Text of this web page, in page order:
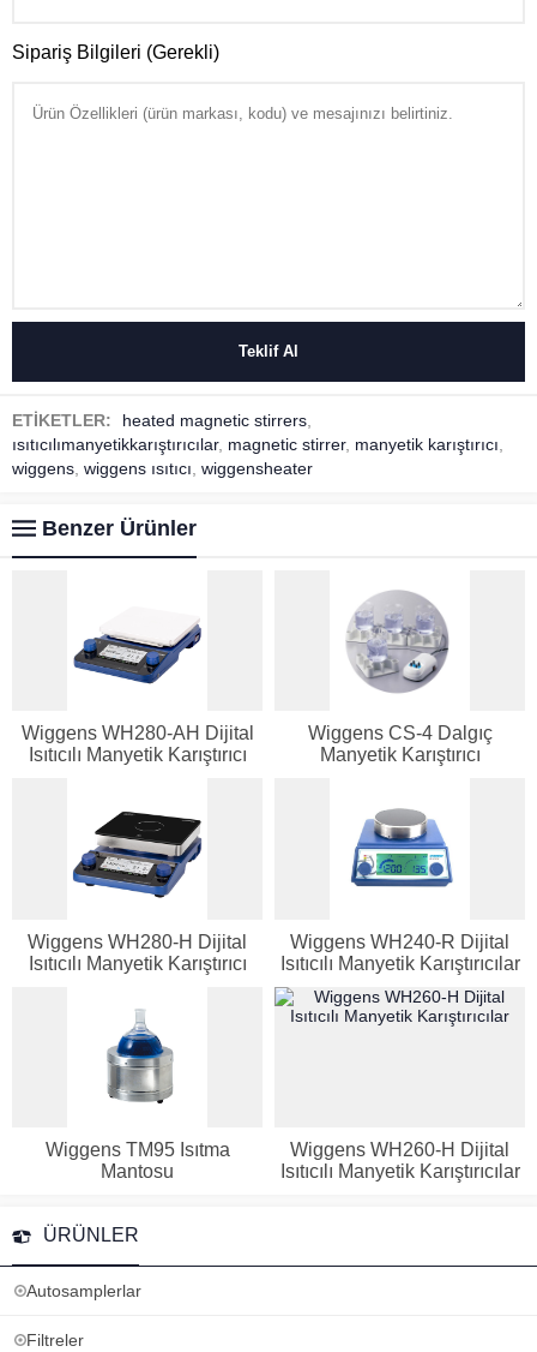
Sipariş Bilgileri (Gerekli)
ETİKETLER: heated magnetic stirrers
ısıtıcılımanyetikkarıştırıcılar, magnetic stirrer, manyetik karıştırıcı
wiggens wiggens ısıtıcı wiggensheater
Benzer Ürünler
Wiggens WH280-AH Dijital
Isıtıcılı Manyetik Karıştırıcı
Wiggens CS-4 Dalgıç
Manyetik Karıştırıcı
Wiggens WH280-H Dijital
Isıtıcılı Manyetik Karıştırıcı
Wiggens WH240-R Dijital
Isıtıcılı Manyetik Karıştırıcılar
Wiggens TM95 Isıtma
Mantosu
Wiggens WH260-H Dijital
Isıtıcılı Manyetik Karıştırıcılar
ÜRÜNLER
Autosamplerlar
Filtreler